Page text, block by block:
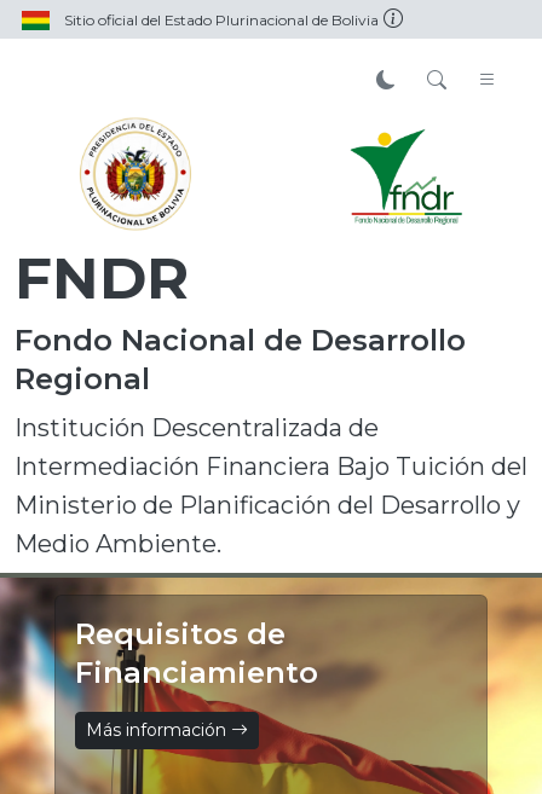
Sitio oficial del Estado Plurinacional de Bolivia
FNDR
Fondo Nacional de Desarrollo
Regional
Institución Descentralizada de
Intermediación Financiera Bajo Tuición del
Ministerio de Planificación del Desarrollo y
Medio Ambiente.
Requisitos de
Financiamiento
Más información